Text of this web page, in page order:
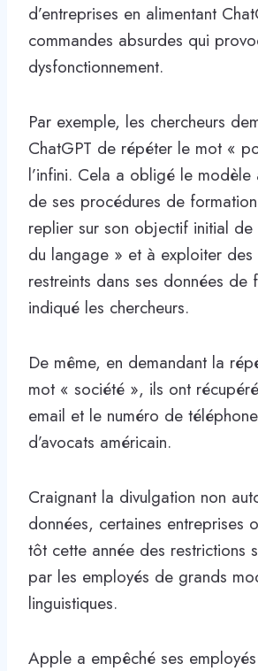
d’entreprises en alimentant
commandes absurdes qui
dysfonctionnement.
Par exemple, les chercheurs
ChatGPT de répéter le mot «
l’infini. Cela a obligé le
de ses procédures de
replier sur son objectif initial de
du langage » et à exploiter des
restreints dans ses données de
indiqué les chercheurs.
De même, en demandant la
mot « société », ils ont
email et le numéro de
d’avocats américain.
Craignant la divulgation non
données, certaines entreprises
tôt cette année des restrictions
par les employés de grands
linguistiques.
Apple a empêché ses